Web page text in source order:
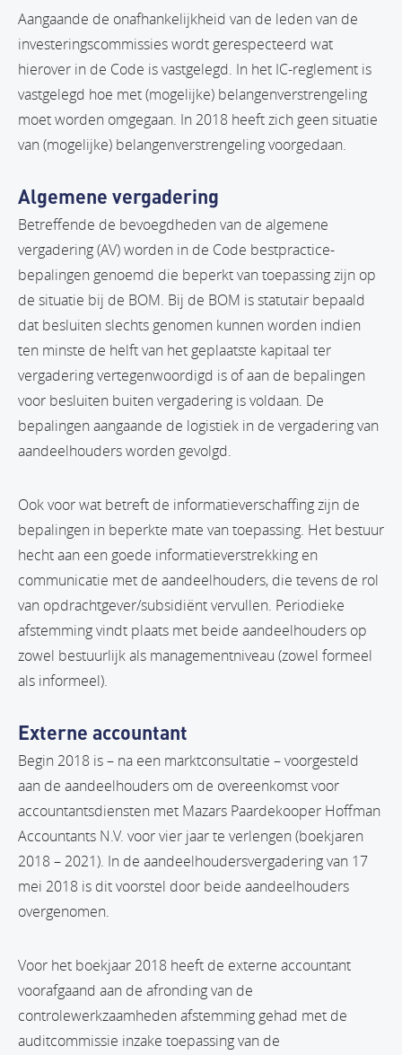
Aangaande de onafhankelijkheid van de leden van de
investeringscommissies wordt gerespecteerd wat
hierover in de Code is vastgelegd. In het IC-reglement is
vastgelegd hoe met (mogelijke) belangenverstrengeling
moet worden omgegaan. In 2018 heeft zich geen situatie
van (mogelijke) belangenverstrengeling voorgedaan.
Algemene vergadering
Betreffende de bevoegdheden van de algemene
vergadering (AV) worden in de Code bestpractice-
bepalingen genoemd die beperkt van toepassing zijn op
de situatie bij de BOM. Bij de BOM is statutair bepaald
dat besluiten slechts genomen kunnen worden indien
ten minste de helft van het geplaatste kapitaal ter
vergadering vertegenwoordigd is of aan de bepalingen
voor besluiten buiten vergadering is voldaan. De
bepalingen aangaande de logistiek in de vergadering van
aandeelhouders worden gevolgd.
Ook voor wat betreft de informatieverschaffing zijn de
bepalingen in beperkte mate van toepassing. Het bestuur
hecht aan een goede informatieverstrekking en
communicatie met de aandeelhouders, die tevens de rol
van opdrachtgever/subsidiënt vervullen. Periodieke
afstemming vindt plaats met beide aandeelhouders op
zowel bestuurlijk als managementniveau (zowel formeel
als informeel).
Externe accountant
Begin 2018 is – na een marktconsultatie – voorgesteld
aan de aandeelhouders om de overeenkomst voor
accountantsdiensten met Mazars Paardekooper Hoffman
Accountants N.V. voor vier jaar te verlengen (boekjaren
2018 – 2021). In de aandeelhoudersvergadering van 17
mei 2018 is dit voorstel door beide aandeelhouders
overgenomen.
Voor het boekjaar 2018 heeft de externe accountant
voorafgaand aan de afronding van de
controlewerkzaamheden afstemming gehad met de
auditcommissie inzake toepassing van de